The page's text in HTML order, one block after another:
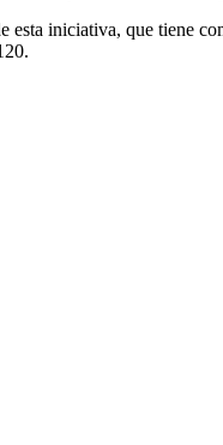
iniciativa, que tiene